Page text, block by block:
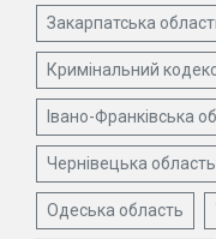
Закарпатська
Кримінальний
Івано-Франківська
Чернівецька область
Одеська область